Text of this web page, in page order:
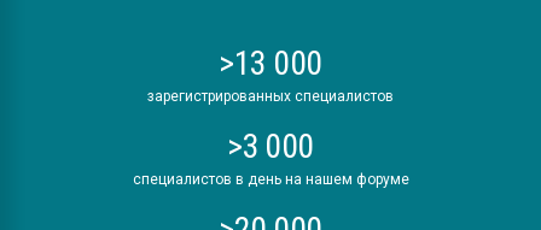
>13 000
зарегистрированных специалистов
>3 000
специалистов в день на нашем форуме